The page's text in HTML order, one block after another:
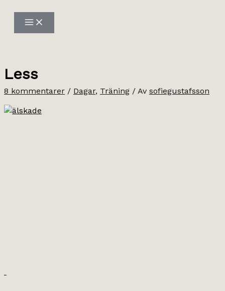
innehåll
Less
8 kommentarer / Dagar, Träning / Av sofiegustafsson